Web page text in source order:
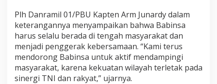
Plh Danramil 01/PBU Kapten Arm Junardy dalam
keterangannya menyampaikan bahwa Babinsa
harus selalu berada di tengah masyarakat dan
menjadi penggerak kebersamaan. “Kami terus
mendorong Babinsa untuk aktif mendampingi
masyarakat, karena kekuatan wilayah terletak pada
sinergi TNI dan rakyat,” ujarnya.